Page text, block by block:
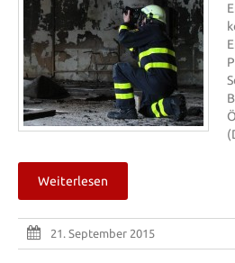
Weiterlesen
21. September 2015